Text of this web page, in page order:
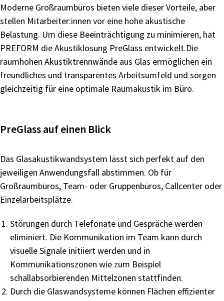
Moderne Großraumbüros bieten viele dieser Vorteile, aber
stellen Mitarbeiter:innen vor eine hohe akustische
Belastung. Um diese Beeinträchtigung zu minimieren, hat
PREFORM dieAkustiklösung PreGlass entwickelt.Die
raumhohen Akustiktrennwände aus Glas ermöglichen ein
freundliches und transparentes Arbeitsumfeld und sorgen
gleichzeitig für eine optimale Raumakustik im Büro.
PreGlass auf einen Blick
Das Glasakustikwandsystem lässt sich perfekt auf den
jeweiligen Anwendungsfall abstimmen. Ob für
Großraumbüros, Team- oder Gruppenbüros, Callcenter oder
Einzelarbeitsplätze.
Störungen durch Telefonate und Gesprächewerden
eliminiert. Die Kommunikation im Team kann durch
visuelleSignale initiiert werden und in
Kommunikationszonen wie zum Beispiel
schallabsorbierenden Mittelzonen stattfinden.
Durch die Glaswandsysteme können Flächen effizienter